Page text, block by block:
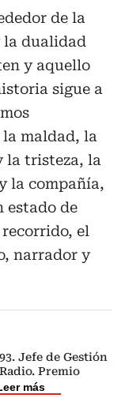
de la
la dualidad
y aquello
sigue a
maldad, la
la tristeza, la
la compañía,
estado de
el
narrador y
Jefe de Gestión
Premio
más